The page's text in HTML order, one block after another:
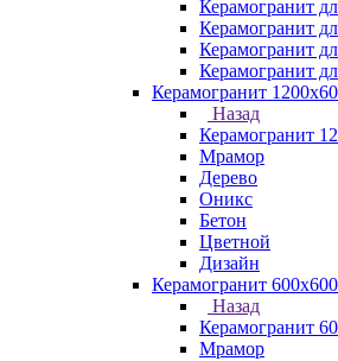
Керамогранит
Керамогранит
Керамогранит
Керамогранит
Керамогранит
Назад
Керамогранит
Мрамор
Дерево
Оникс
Бетон
Цветной
Дизайн
Керамогранит 600х600
Назад
Керамогранит
Мрамор